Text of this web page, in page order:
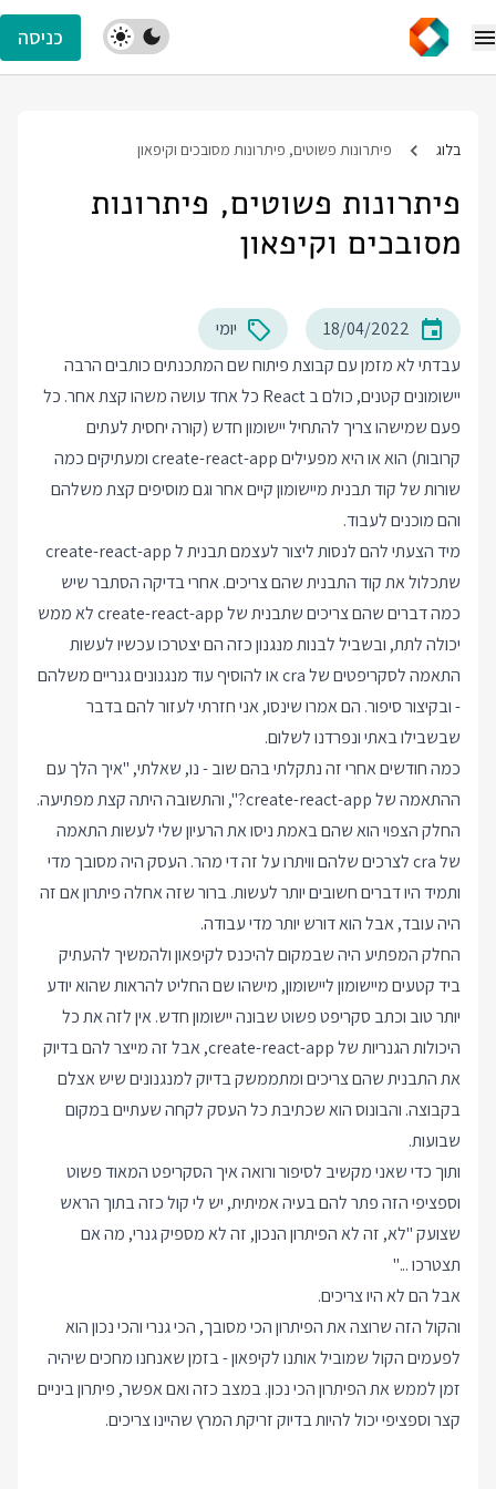
כניסה
בלוג פיתרונות פשוטים, פיתרונות מסובכים וקיפאון
פיתרונות פשוטים, פיתרונות
מסובכים וקיפאון
18/04/2022
יומי
עבדתי לא מזמן עם קבוצת פיתוח שם המתכנתים כותבים הרבה
יישומונים קטנים, כולם ב React כל אחד עושה משהו קצת אחר. כל
פעם שמישהו צריך להתחיל יישומון חדש (קורה יחסית לעתים
קרובות) הוא או היא מפעילים create-react-app ומעתיקים כמה
שורות של קוד תבנית מיישומון קיים אחר וגם מוסיפים קצת משלהם
והם מוכנים לעבוד.
מיד הצעתי להם לנסות ליצור לעצמם תבנית ל create-react-app
שתכלול את קוד התבנית שהם צריכים. אחרי בדיקה הסתבר שיש
כמה דברים שהם צריכים שתבנית של create-react-app לא ממש
יכולה לתת, ובשביל לבנות מנגנון כזה הם יצטרכו עכשיו לעשות
התאמה לסקריפטים של cra או להוסיף עוד מנגנונים גנריים משלהם
- ובקיצור סיפור. הם אמרו שינסו, אני חזרתי לעזור להם בדבר
שבשבילו באתי ונפרדנו לשלום.
כמה חודשים אחרי זה נתקלתי בהם שוב - נו, שאלתי, "איך הלך עם
ההתאמה של create-react-app?", והתשובה היתה קצת מפתיעה.
החלק הצפוי הוא שהם באמת ניסו את הרעיון שלי לעשות התאמה
של cra לצרכים שלהם וויתרו על זה די מהר. העסק היה מסובך מדי
ותמיד היו דברים חשובים יותר לעשות. ברור שזה אחלה פיתרון אם זה
היה עובד, אבל הוא דורש יותר מדי עבודה.
החלק המפתיע היה שבמקום להיכנס לקיפאון ולהמשיך להעתיק
ביד קטעים מיישומון ליישומון, מישהו שם החליט להראות שהוא יודע
יותר טוב וכתב סקריפט פשוט שבונה יישומון חדש. אין לזה את כל
היכולות הגנריות של create-react-app, אבל זה מייצר להם בדיוק
את התבנית שהם צריכים ומתממשק בדיוק למנגנונים שיש אצלם
בקבוצה. והבונוס הוא שכתיבת כל העסק לקחה שעתיים במקום
שבועות.
ותוך כדי שאני מקשיב לסיפור ורואה איך הסקריפט המאוד פשוט
וספציפי הזה פתר להם בעיה אמיתית, יש לי קול כזה בתוך הראש
שצועק "לא, זה לא הפיתרון הנכון, זה לא מספיק גנרי, מה אם
תצטרכו ..."
אבל הם לא היו צריכים.
והקול הזה שרוצה את הפיתרון הכי מסובך, הכי גנרי והכי נכון הוא
לפעמים הקול שמוביל אותנו לקיפאון - בזמן שאנחנו מחכים שיהיה
זמן לממש את הפיתרון הכי נכון. במצב כזה ואם אפשר, פיתרון ביניים
קצר וספציפי יכול להיות בדיוק זריקת המרץ שהיינו צריכים.